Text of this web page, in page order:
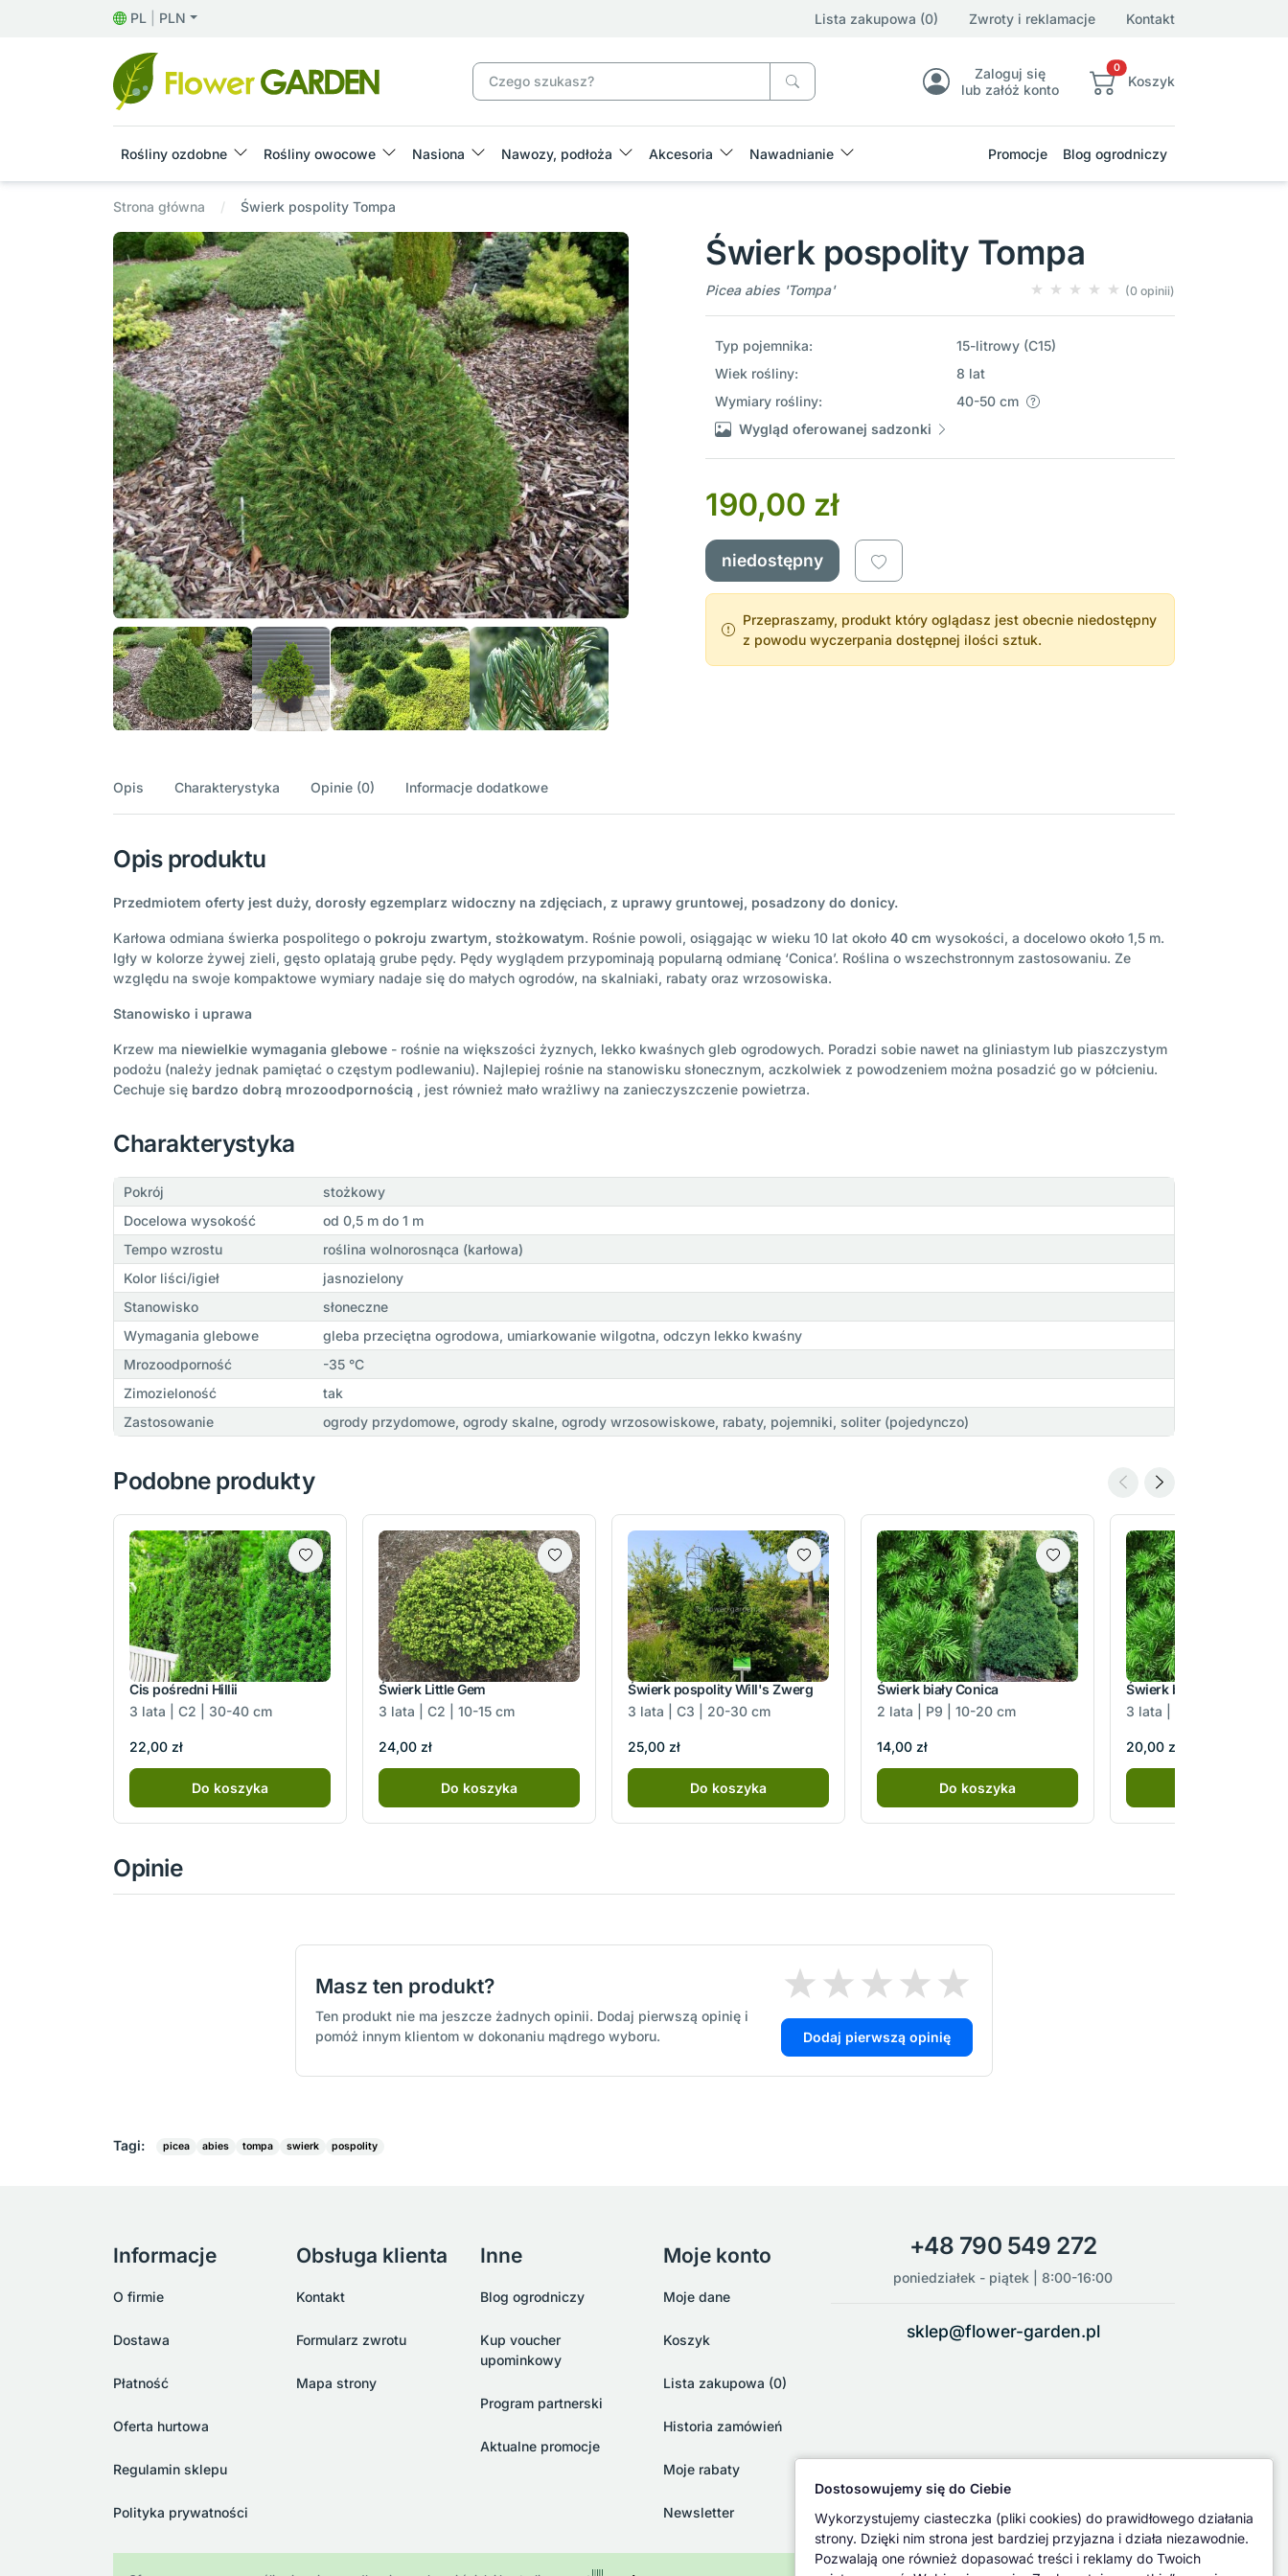
PL PLN Lista zakupowa (0) Zwroty i reklamacje Kontakt
Zaloguj się
lub załóż konto
0
Koszyk
Rośliny ozdobne Rośliny owocowe Nasiona Nawozy, podłoża Akcesoria Nawadnianie Promocje Blog ogrodniczy
Strona główna Świerk pospolity Tompa
Świerk pospolity Tompa
Picea abies 'Tompa' (0 opinii)
Typ pojemnika:
15-litrowy (C15)
Wiek rośliny:
8 lat
Wymiary rośliny:
40-50 cm
Wygląd oferowanej sadzonki
190,00 zł
niedostępny
Przepraszamy, produkt który oglądasz jest obecnie niedostępny
z powodu wyczerpania dostępnej ilości sztuk.
Opis Charakterystyka Opinie (0) Informacje dodatkowe
Opis produktu
Przedmiotem oferty jest duży, dorosły egzemplarz widoczny na zdjęciach, z uprawy gruntowej, posadzony do donicy.
Karłowa odmiana świerka pospolitego o pokroju zwartym, stożkowatym. Rośnie powoli, osiągając w wieku 10 lat około 40 cm wysokości, a docelowo około 1,5 m.
Igły w kolorze żywej zieli, gęsto oplatają grube pędy. Pędy wyglądem przypominają popularną odmianę ‘Conica’. Roślina o wszechstronnym zastosowaniu. Ze
względu na swoje kompaktowe wymiary nadaje się do małych ogrodów, na skalniaki, rabaty oraz wrzosowiska.
Stanowisko i uprawa
Krzew ma niewielkie wymagania glebowe - rośnie na większości żyznych, lekko kwaśnych gleb ogrodowych. Poradzi sobie nawet na gliniastym lub piaszczystym
podożu (należy jednak pamiętać o częstym podlewaniu). Najlepiej rośnie na stanowisku słonecznym, aczkolwiek z powodzeniem można posadzić go w półcieniu.
Cechuje się bardzo dobrą mrozoodpornością , jest również mało wrażliwy na zanieczyszczenie powietrza.
Charakterystyka
Pokrój
stożkowy
Docelowa wysokość
od 0,5 m do 1 m
Tempo wzrostu
roślina wolnorosnąca (karłowa)
Kolor liści/igieł
jasnozielony
Stanowisko
słoneczne
Wymagania glebowe
gleba przeciętna ogrodowa, umiarkowanie wilgotna, odczyn lekko kwaśny
Mrozoodporność
-35 °C
Zimozieloność
tak
Zastosowanie
ogrody przydomowe, ogrody skalne, ogrody wrzosowiskowe, rabaty, pojemniki, soliter (pojedynczo)
Podobne produkty
Cis pośredni Hillii
3 lata | C2 | 30-40 cm
22,00 zł
Do koszyka
Świerk Little Gem
3 lata | C2 | 10-15 cm
24,00 zł
Do koszyka
Świerk pospolity Will's Zwerg
3 lata | C3 | 20-30 cm
25,00 zł
Do koszyka
Świerk biały Conica
2 lata | P9 | 10-20 cm
14,00 zł
Do koszyka
Świerk biały Conica
3 lata | C3 | 20-30 cm
20,00 zł
Opinie
Masz ten produkt?
Ten produkt nie ma jeszcze żadnych opinii. Dodaj pierwszą opinię i
pomóż innym klientom w dokonaniu mądrego wyboru.
Dodaj pierwszą opinię
Tagi: picea abies tompa swierk pospolity
Informacje
O firmie
Dostawa
Płatność
Oferta hurtowa
Regulamin sklepu
Polityka prywatności
Obsługa klienta
Kontakt
Formularz zwrotu
Mapa strony
Inne
Blog ogrodniczy
Kup voucher
upominkowy
Program partnerski
Aktualne promocje
Moje konto
Moje dane
Koszyk
Lista zakupowa (0)
Historia zamówień
Moje rabaty
Newsletter
+48 790 549 272
poniedziałek - piątek | 8:00-16:00
sklep@flower-garden.pl
Dostosowujemy się do Ciebie
Wykorzystujemy ciasteczka (pliki cookies) do prawidłowego działania
strony. Dzięki nim strona jest bardziej przyjazna i działa niezawodnie.
Pozwalają one również dopasować treści i reklamy do Twoich